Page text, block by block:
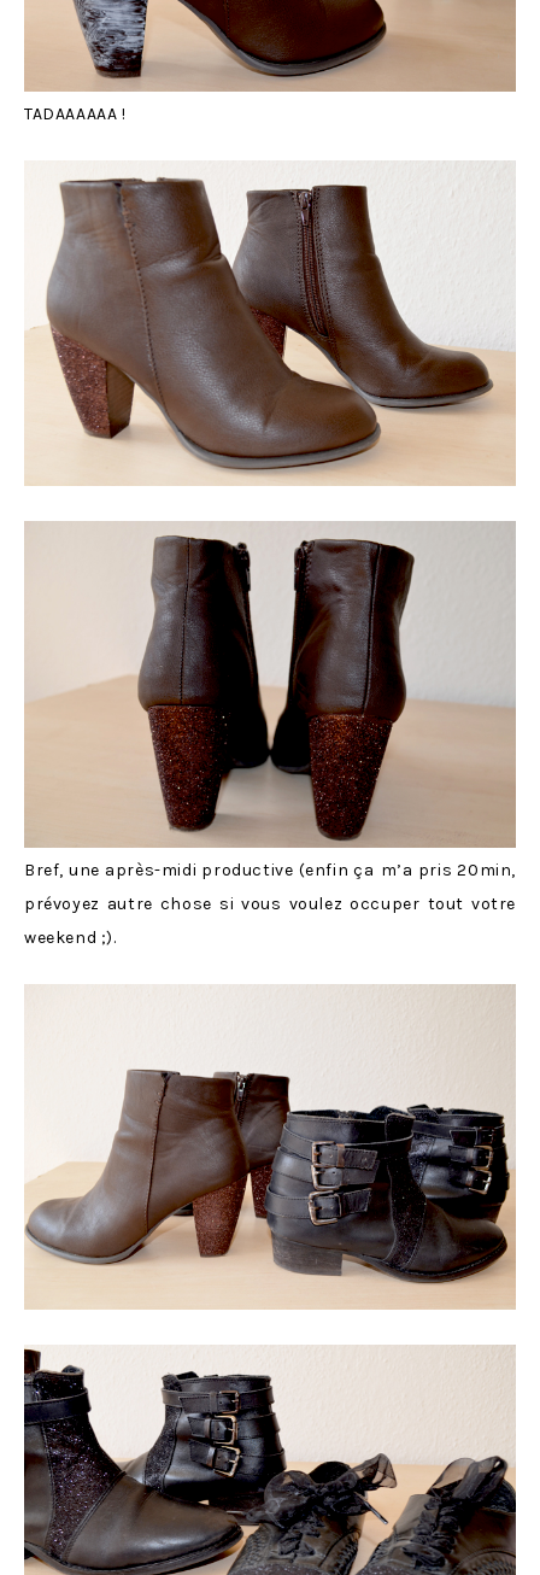
TADAAAAAA !
Bref, une après-midi productive (enfin ça m’a pris 20min,
prévoyez autre chose si vous voulez occuper tout votre
weekend ;).